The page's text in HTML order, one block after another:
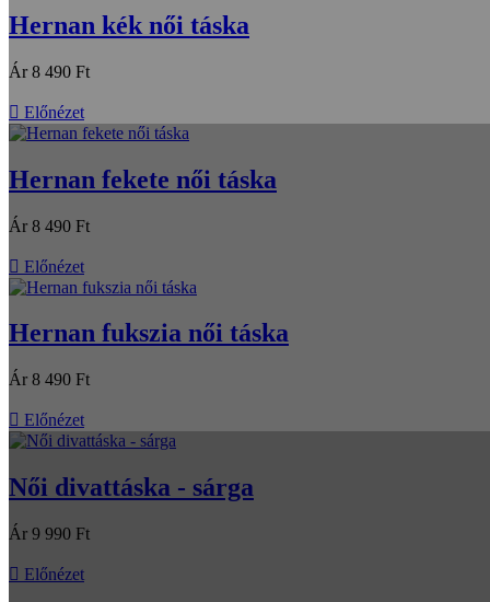
Hernan kék női táska
Ár 8 490 Ft
 Előnézet
Hernan fekete női táska
Ár 8 490 Ft
 Előnézet
Hernan fukszia női táska
Ár 8 490 Ft
 Előnézet
Női divattáska - sárga
Ár 9 990 Ft
 Előnézet